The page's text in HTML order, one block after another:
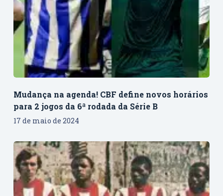
Mudança na agenda! CBF define novos horários
para 2 jogos da 6ª rodada da Série B
17 de maio de 2024